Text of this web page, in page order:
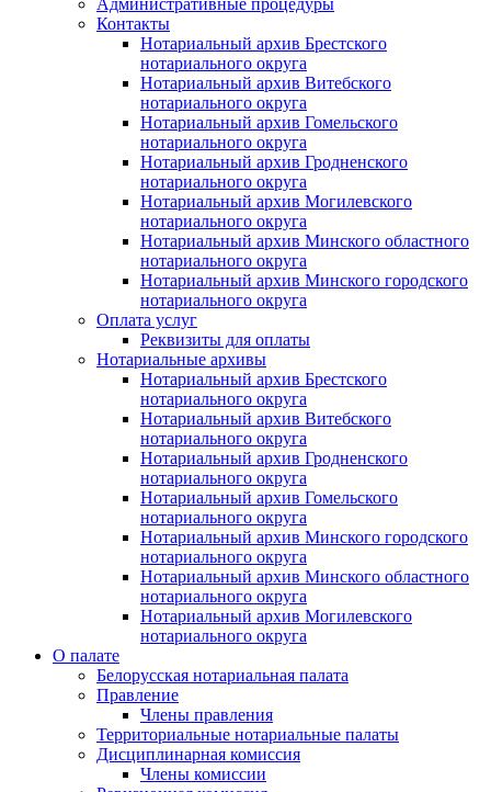
Административные процедуры
Контакты
Нотариальный архив Брестского
нотариального округа
Нотариальный архив Витебского
нотариального округа
Нотариальный архив Гомельского
нотариального округа
Нотариальный архив Гродненского
нотариального округа
Нотариальный архив Могилевского
нотариального округа
Нотариальный архив Минского областного
нотариального округа
Нотариальный архив Минского городского
нотариального округа
Оплата услуг
Реквизиты для оплаты
Нотариальные архивы
Нотариальный архив Брестского
нотариального округа
Нотариальный архив Витебского
нотариального округа
Нотариальный архив Гродненского
нотариального округа
Нотариальный архив Гомельского
нотариального округа
Нотариальный архив Минского городского
нотариального округа
Нотариальный архив Минского областного
нотариального округа
Нотариальный архив Могилевского
нотариального округа
О палате
Белорусская нотариальная палата
Правление
Члены правления
Территориальные нотариальные палаты
Дисциплинарная комиссия
Члены комиссии